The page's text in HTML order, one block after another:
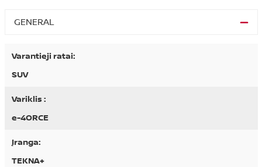
GENERAL
Varantieji ratai:
SUV
Variklis :
e-4ORCE
Įranga:
TEKNA+